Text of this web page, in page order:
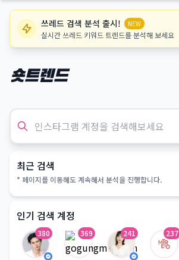
쓰레드 검색 분석 출시! NEW
실시간 쓰레드 키워드 트렌드를 분석해 보세요
숏트렌드
최근 검색
* 페이지를 이동해도 계속해서 분석을 진행합니다.
인기 검색 계정
380 369 241 237